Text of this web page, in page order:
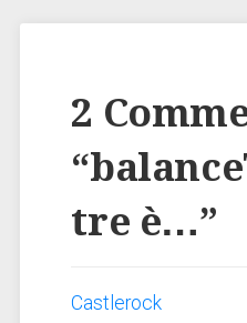
2
“
tre è…”
Castlerock